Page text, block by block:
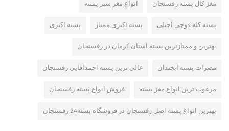
مغز کال پسته رفسنجان انواع مغز سبز پسته
پسته کله قوچی آجیلی پسته اکبری ممتاز پسته اکبری
بهترین و ممتازترین پسته استان کرمان در رفسنجان
مضرات پسته آبخندان عالی ترین پسته احمدآقایی رفسنجان
مرغوب ترین انواع مغز پسته فروش انواع پسته رفسنجان
بهترین انواع پسته اصل رفسنجان در فروشگاه پسته24 رفسنجان